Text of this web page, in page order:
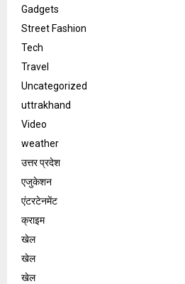
Gadgets
Street Fashion
Tech
Travel
Uncategorized
uttrakhand
Video
weather
उत्तर प्रदेश
एजुकेशन
एंटरटेनमेंट
क्राइम
खेल
खेल
खेल